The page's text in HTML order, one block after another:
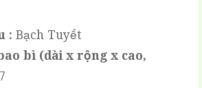
: Bạch Tuyết
bì (dài x rộng x cao,